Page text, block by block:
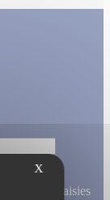
saisies
X